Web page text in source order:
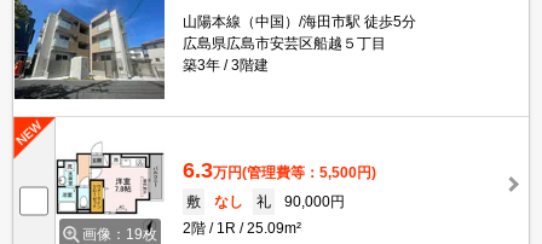
山陽本線（中国）/海田市駅 徒歩5分
広島県広島市安芸区船越５丁目
築3年
3階建
画像：19枚
6.3万円(管理費等：5,500円)
敷
なし 礼
90,000円
2階
1R 25.09m²